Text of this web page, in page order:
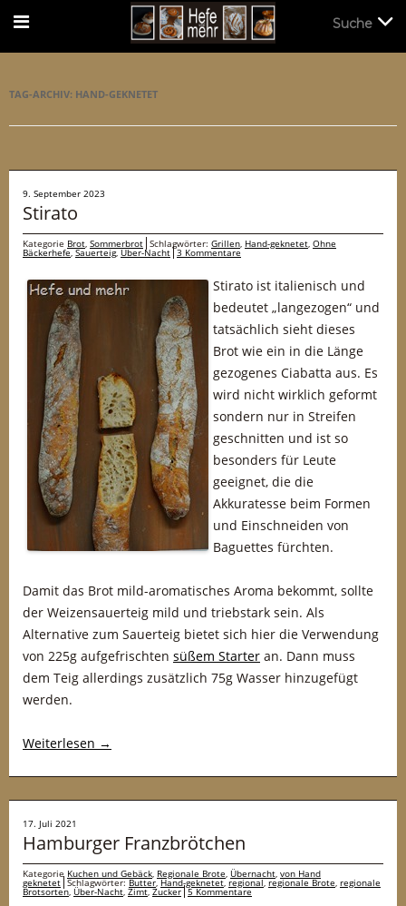
TAG-ARCHIV: HAND-GEKNETET
9. September 2023
Stirato
Kategorie Brot, Sommerbrot Schlagwörter: Grillen, Hand-geknetet, Ohne
Bäckerhefe,Sauerteig,Über-Nacht 3 Kommentare
Stirato ist italienisch und
bedeutet „langezogen“ und
tatsächlich sieht dieses
Brot wie ein in die Länge
gezogenes Ciabatta aus. Es
wird nicht wirklich geformt
sondern nur in Streifen
geschnitten und ist so
besonders für Leute
geeignet, die die
Akkuratesse beim Formen
und Einschneiden von
Baguettes fürchten.
Damit das Brot mild-aromatisches Aroma bekommt, sollte
der Weizensauerteig mild und triebstark sein. Als
Alternative zum Sauerteig bietet sich hier die Verwendung
von 225g aufgefrischten süßem Starter an. Dann muss
dem Teig allerdings zusätzlich 75g Wasser hinzugefügt
werden.
Weiterlesen →
17. Juli 2021
Hamburger Franzbrötchen
Kategorie Kuchen und Gebäck, Regionale Brote, Übernacht, von Hand
geknetet Schlagwörter:Butter,Hand-geknetet, regional,regionale Brote, regionale
Brotsorten, Über-Nacht, Zimt,Zucker 5 Kommentare
Suche
Suche